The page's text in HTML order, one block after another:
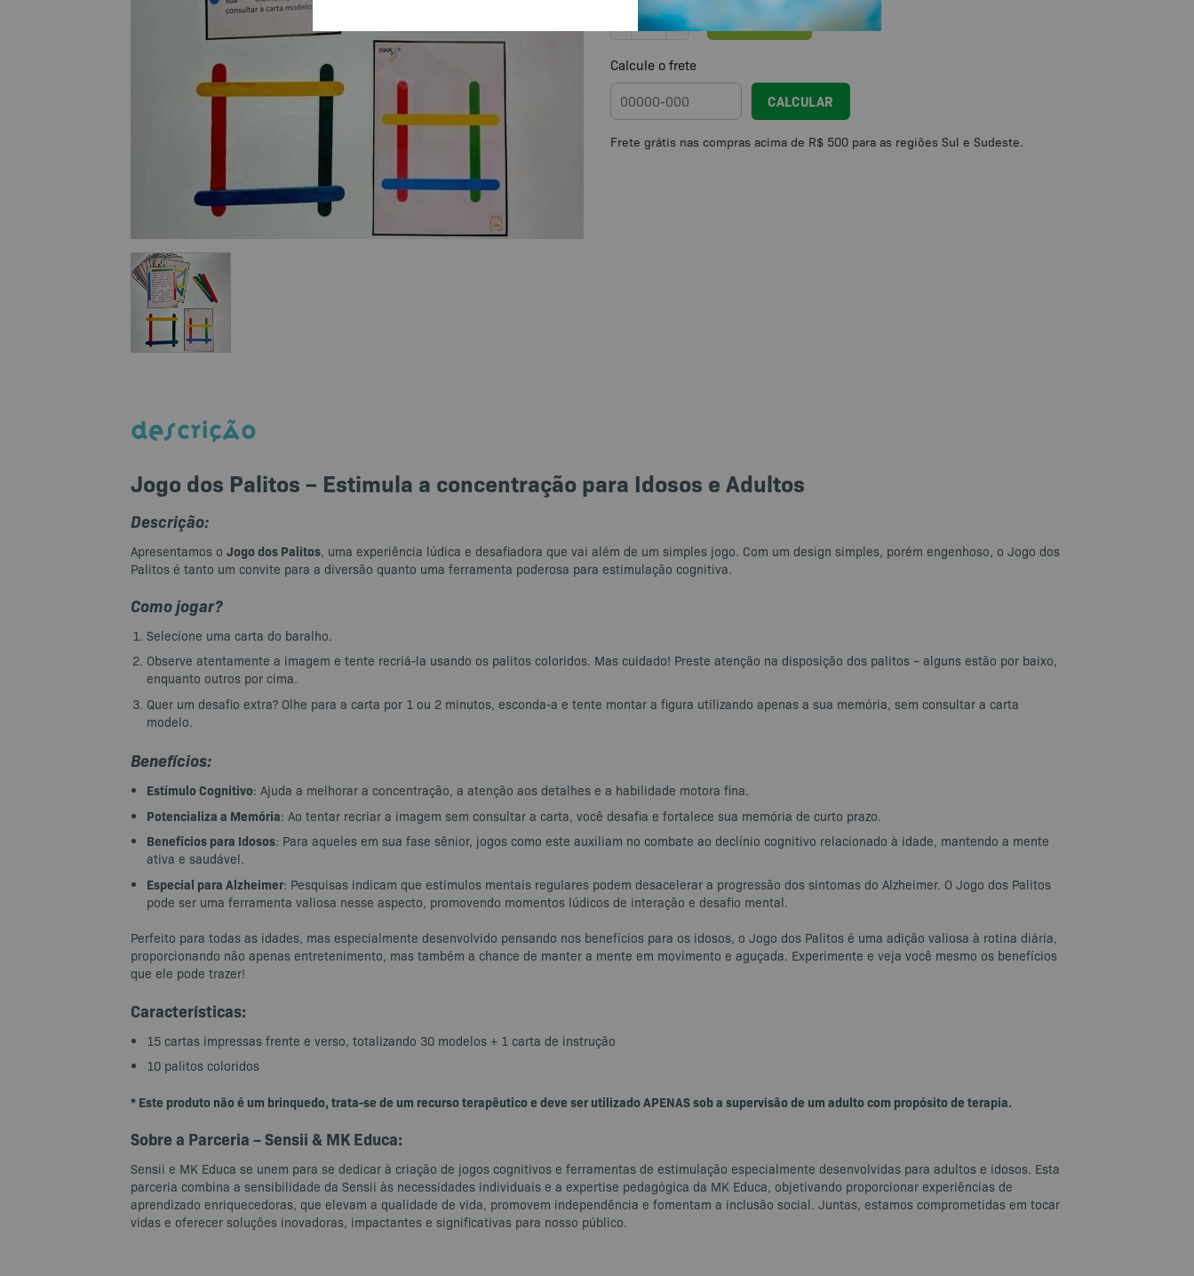
Jogo dos Palitos para Idosos e Adultos - Estimula a concentração e Cognição - Sensii quantidade
COMPRAR
Calcule o frete
CALCULAR
DESCRIÇÃO
Jogo dos Palitos – Estimula a concentração para Idosos e Adultos
Descrição:
Apresentamos o Jogo dos Palitos, uma experiência lúdica e desafiadora que vai além de um simples jogo. Com um design simples, porém engenhoso, o Jogo dos
Palitos é tanto um convite para a diversão quanto uma ferramenta poderosa para estimulação cognitiva.
Como jogar?
Selecione uma carta do baralho.
Observe atentamente a imagem e tente recriá-la usando os palitos coloridos. Mas cuidado! Preste atenção na disposição dos palitos – alguns estão por baixo,
enquanto outros por cima.
Quer um desafio extra? Olhe para a carta por 1 ou 2 minutos, esconda-a e tente montar a figura utilizando apenas a sua memória, sem consultar a carta
modelo.
Benefícios:
Estímulo Cognitivo: Ajuda a melhorar a concentração, a atenção aos detalhes e a habilidade motora fina.
Potencializa a Memória: Ao tentar recriar a imagem sem consultar a carta, você desafia e fortalece sua memória de curto prazo.
Benefícios para Idosos: Para aqueles em sua fase sênior, jogos como este auxiliam no combate ao declínio cognitivo relacionado à idade, mantendo a mente
ativa e saudável.
Especial para Alzheimer: Pesquisas indicam que estímulos mentais regulares podem desacelerar a progressão dos sintomas do Alzheimer. O Jogo dos Palitos
pode ser uma ferramenta valiosa nesse aspecto, promovendo momentos lúdicos de interação e desafio mental.
Perfeito para todas as idades, mas especialmente desenvolvido pensando nos benefícios para os idosos, o Jogo dos Palitos é uma adição valiosa à rotina diária,
proporcionando não apenas entretenimento, mas também a chance de manter a mente em movimento e aguçada. Experimente e veja você mesmo os benefícios
que ele pode trazer!
Características:
15 cartas impressas frente e verso, totalizando 30 modelos + 1 carta de instrução
10 palitos coloridos
* Este produto não é um brinquedo, trata-se de um recurso terapêutico e deve ser utilizado APENAS sob a supervisão de um adulto com propósito de terapia.
Sobre a Parceria – Sensii & MK Educa:
Sensii e MK Educa se unem para se dedicar à criação de jogos cognitivos e ferramentas de estimulação especialmente desenvolvidas para adultos e idosos. Esta
parceria combina a sensibilidade da Sensii às necessidades individuais e a expertise pedagógica da MK Educa, objetivando proporcionar experiências de
aprendizado enriquecedoras, que elevam a qualidade de vida, promovem independência e fomentam a inclusão social. Juntas, estamos comprometidas em tocar
vidas e oferecer soluções inovadoras, impactantes e significativas para nosso público.